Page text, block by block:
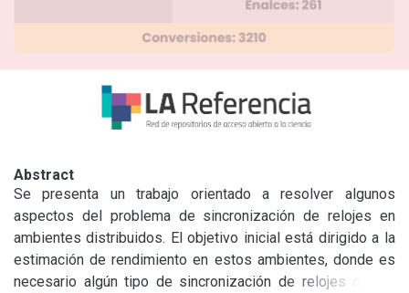
Abstract
Se presenta un trabajo orientado a resolver algunos
aspectos del problema de sincronización de relojes en
ambientes distribuidos. El objetivo inicial está dirigido a la
estimación de rendimiento en estos ambientes, donde es
necesario algún tipo de sincronización de relojes de las